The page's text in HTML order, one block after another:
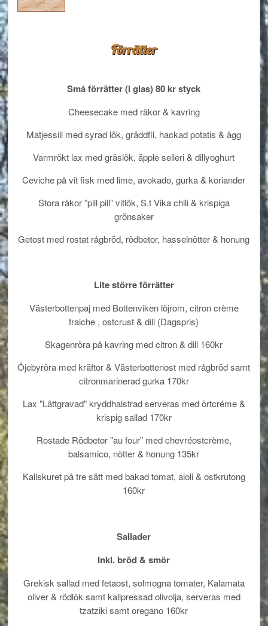
Förrätter
Små förrätter (i glas) 80 kr styck
Cheesecake med räkor & kavring
Matjessill med syrad lök, gräddfil, hackad potatis & ägg
Varmrökt lax med gräslök, äpple selleri & dillyoghurt
Ceviche på vit fisk med lime, avokado, gurka & koriander
Stora räkor ”pill pill” vitlök, S.t Vika chili & krispiga
grönsaker
Getost med rostat rågbröd, rödbetor, hasselnötter & honung
Lite större förrätter
Västerbottenpaj med Bottenviken löjrom, citron crème
fraiche , ostcrust & dill (Dagspris)
Skagenröra på kavring med citron & dill 160kr
Öjebyröra med kräftor & Västerbottenost med rågbröd samt
citronmarinerad gurka 170kr
Lax "Lättgravad" kryddhalstrad serveras med örtcréme &
krispig sallad 170kr
Rostade Rödbetor "au four" med chevréostcrème,
balsamico, nötter & honung 135kr
Kallskuret på tre sätt med bakad tomat, aioli & ostkrutong
160kr
Sallader
Inkl. bröd & smör
Grekisk sallad med fetaost, solmogna tomater, Kalamata
oliver & rödlök samt kallpressad olivolja, serveras med
tzatziki samt oregano 160kr